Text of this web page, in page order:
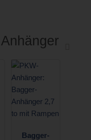
Bagger-